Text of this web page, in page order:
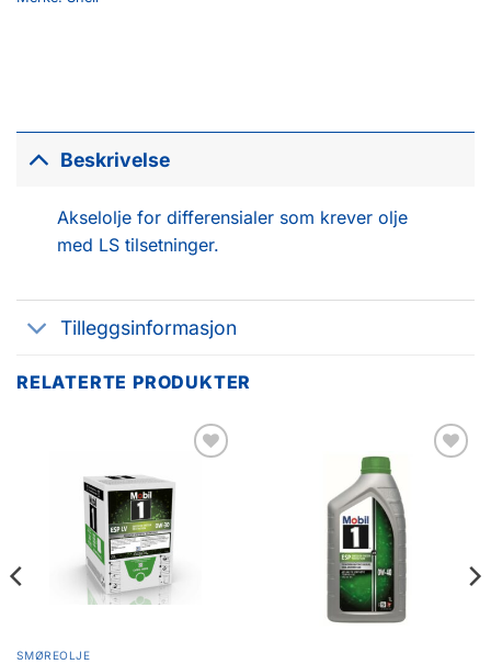
Beskrivelse
Akselolje for differensialer som krever olje
med LS tilsetninger.
Tilleggsinformasjon
RELATERTE PRODUKTER
favoritter
SMØREOLJE